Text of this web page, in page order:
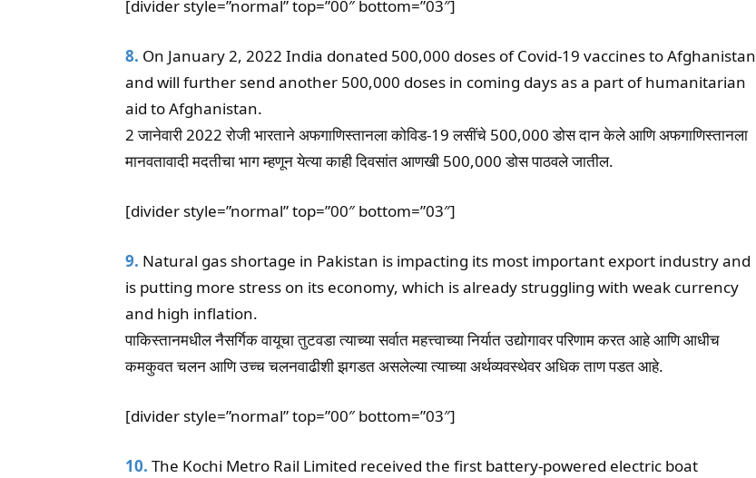
[divider style=”normal” top=”00″ bottom=”03″]
8. On January 2, 2022 India donated 500,000 doses of Covid-19 vaccines to Afghanistan
and will further send another 500,000 doses in coming days as a part of humanitarian
aid to Afghanistan.
2 जानेवारी 2022 रोजी भारताने अफगाणिस्तानला कोविड-19 लसींचे 500,000 डोस दान केले आणि अफगाणिस्तानला
मानवतावादी मदतीचा भाग म्हणून येत्या काही दिवसांत आणखी 500,000 डोस पाठवले जातील.
[divider style=”normal” top=”00″ bottom=”03″]
9. Natural gas shortage in Pakistan is impacting its most important export industry and
is putting more stress on its economy, which is already struggling with weak currency
and high inflation.
पाकिस्तानमधील नैसर्गिक वायूचा तुटवडा त्याच्या सर्वात महत्त्वाच्या निर्यात उद्योगावर परिणाम करत आहे आणि आधीच
कमकुवत चलन आणि उच्च चलनवाढीशी झगडत असलेल्या त्याच्या अर्थव्यवस्थेवर अधिक ताण पडत आहे.
[divider style=”normal” top=”00″ bottom=”03″]
10. The Kochi Metro Rail Limited received the first battery-powered electric boat